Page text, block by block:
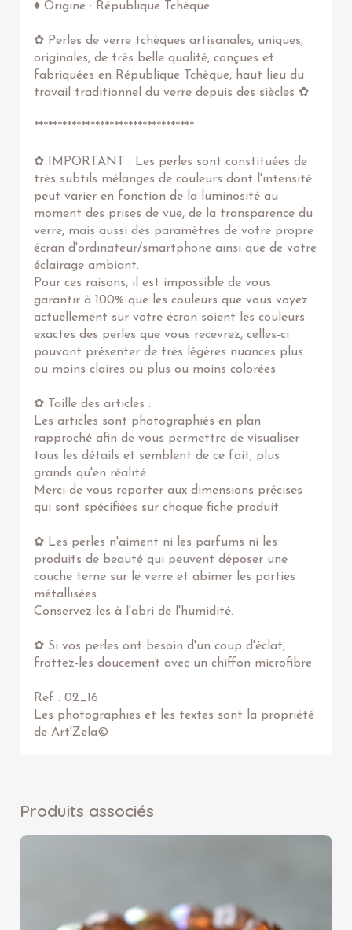
♦ Origine : République Tchèque
✿ Perles de verre tchèques artisanales, uniques,
originales, de très belle qualité, conçues et
fabriquées en République Tchèque, haut lieu du
travail traditionnel du verre depuis des siècles ✿
**********************************
✿ IMPORTANT : Les perles sont constituées de
très subtils mélanges de couleurs dont l'intensité
peut varier en fonction de la luminosité au
moment des prises de vue, de la transparence du
verre, mais aussi des paramètres de votre propre
écran d'ordinateur/smartphone ainsi que de votre
éclairage ambiant.
Pour ces raisons, il est impossible de vous
garantir à 100% que les couleurs que vous voyez
actuellement sur votre écran soient les couleurs
exactes des perles que vous recevrez, celles-ci
pouvant présenter de très légères nuances plus
ou moins claires ou plus ou moins colorées.
✿ Taille des articles :
Les articles sont photographiés en plan
rapproché afin de vous permettre de visualiser
tous les détails et semblent de ce fait, plus
grands qu'en réalité.
Merci de vous reporter aux dimensions précises
qui sont spécifiées sur chaque fiche produit.
✿ Les perles n'aiment ni les parfums ni les
produits de beauté qui peuvent déposer une
couche terne sur le verre et abimer les parties
métallisées.
Conservez-les à l'abri de l'humidité.
✿ Si vos perles ont besoin d'un coup d'éclat,
frottez-les doucement avec un chiffon microfibre.
Ref : 02_16
Les photographies et les textes sont la propriété
de Art'Zela©
Produits associés